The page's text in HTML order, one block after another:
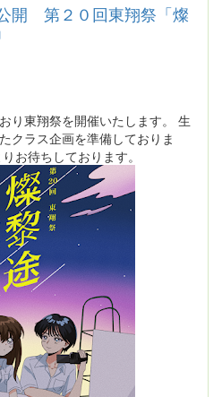
開 第２０回東翔祭「燦
り東翔祭を開催いたします。 生
クラス企画を準備しておりま
お待ちしております。